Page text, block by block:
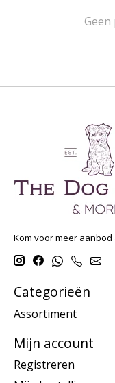
Kom voor meer
Categorieën
Assortiment
Mijn account
Registreren